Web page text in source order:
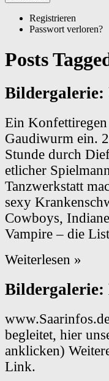
Registrieren
Passwort verloren?
Posts
Bildergalerie:
Ein
Gaudiwurm ein.
Stunde durch
etlicher
Tanzwerkstatt
sexy
Cowboys,
Vampire – die
Weiterlesen »
Bildergalerie:
begleitet, hier
anklicken)
Link.